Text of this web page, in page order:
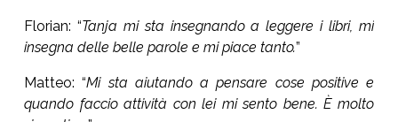
Florian: “Tanja mi sta insegnando a leggere i libri, mi
insegna delle belle parole e mi piace tanto.”
Matteo: “Mi sta aiutando a pensare cose positive e
quando faccio attività con lei mi sento bene. È molto